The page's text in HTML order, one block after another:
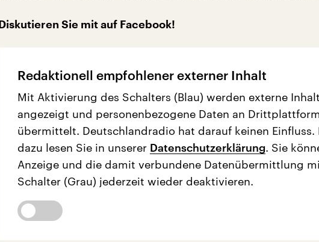
Diskutieren Sie mit auf Facebook!
Redaktionell empfohlener externer Inhalt
Mit Aktivierung des Schalters (Blau) werden externe
angezeigt und personenbezogene Daten an
übermittelt. Deutschlandradio hat darauf keinen Einfluss.
dazu lesen Sie in unserer Datenschutzerklärung. Sie
Anzeige und die damit verbundene Datenübermittlung
Schalter (Grau) jederzeit wieder deaktivieren.